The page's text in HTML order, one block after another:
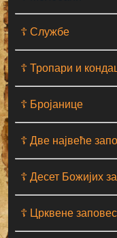
☦ Службе
☦ Тропари и
☦ Бројанице
☦ Две највеће
☦ Десет Божијих
☦ Црквене